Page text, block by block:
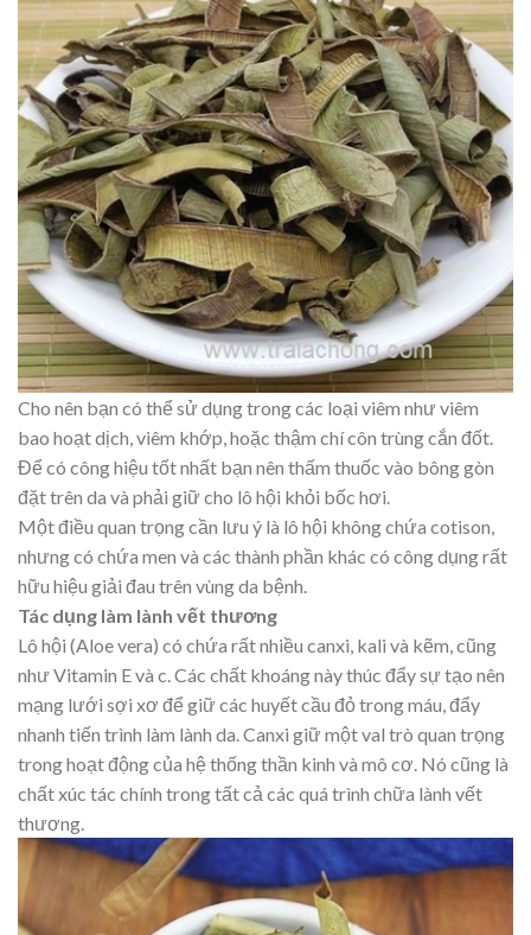
Cho nên bạn có thể sử dụng trong các loại viêm như viêm
bao hoạt dịch, viêm khớp, hoặc thậm chí côn trùng cắn đốt.
Để có công hiệu tốt nhất bạn nên thấm thuốc vào bông gòn
đặt trên da và phải giữ cho lô hội khỏi bốc hơi.
Một điều quan trọng cần lưu ý là lô hội không chứa cotison,
nhưng có chứa men và các thành phần khác có công dụng rất
hữu hiệu giải đau trên vùng da bệnh.
Tác dụng làm lành vết thương
Lô hội (Aloe vera) có chứa rất nhiều canxi, kali và kẽm, cũng
như Vitamin E và c. Các chất khoáng này thúc đẩy sự tạo nên
mạng lưới sợi xơ để giữ các huyết cầu đỏ trong máu, đẩy
nhanh tiến trình làm lành da. Canxi giữ một val trò quan trọng
trong hoạt động của hệ thống thần kinh và mô cơ. Nó cũng là
chất xúc tác chính trong tất cả các quá trình chữa lành vết
thương.